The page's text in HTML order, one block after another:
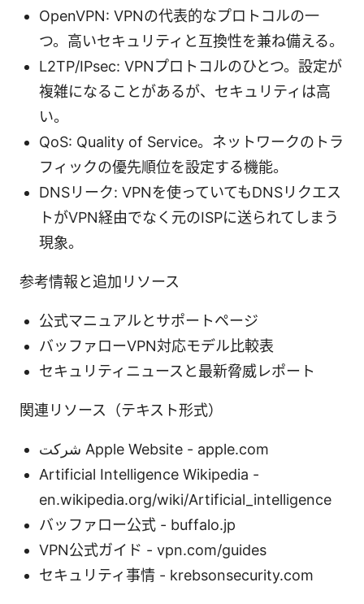
OpenVPN: VPNの代表的なプロトコルの一
つ。高いセキュリティと互換性を兼ね備える。
L2TP/IPsec: VPNプロトコルのひとつ。設定が
複雑になることがあるが、セキュリティは高
い。
QoS: Quality of Service。ネットワークのトラ
フィックの優先順位を設定する機能。
DNSリーク: VPNを使っていてもDNSリクエス
トがVPN経由でなく元のISPに送られてしまう
現象。
参考情報と追加リソース
公式マニュアルとサポートページ
バッファローVPN対応モデル比較表
セキュリティニュースと最新脅威レポート
関連リソース（テキスト形式）
شرکت Apple Website - apple.com
Artificial Intelligence Wikipedia -
en.wikipedia.org/wiki/Artificial_intelligence
バッファロー公式 - buffalo.jp
VPN公式ガイド - vpn.com/guides
セキュリティ事情 - krebsonsecurity.com